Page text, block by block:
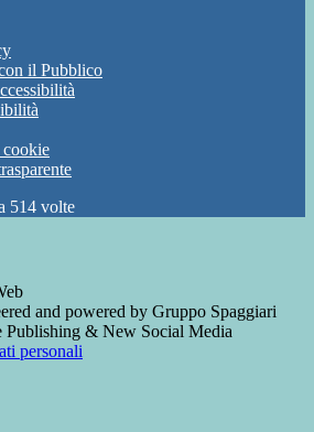
il Pubblico
cookie
514 volte
and powered by Gruppo Spaggiari
Publishing & New Social Media
personali